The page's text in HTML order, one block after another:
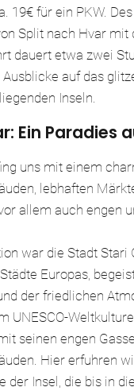
19€ für ein PKW.
Split nach Hvar mit
dauert etwa zwei
auf das
Inseln.
Ein Paradies
uns mit einem
lebhaften
allem auch engen
war die Stadt Stari
Europas,
der friedlichen
UNESCO-
seinen engen
Hier erfuhren
der Insel, die bis in